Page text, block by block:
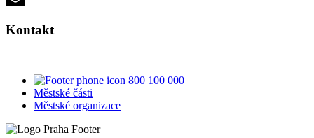
Kontakt
800 100 000
Městské části
Městské organizace